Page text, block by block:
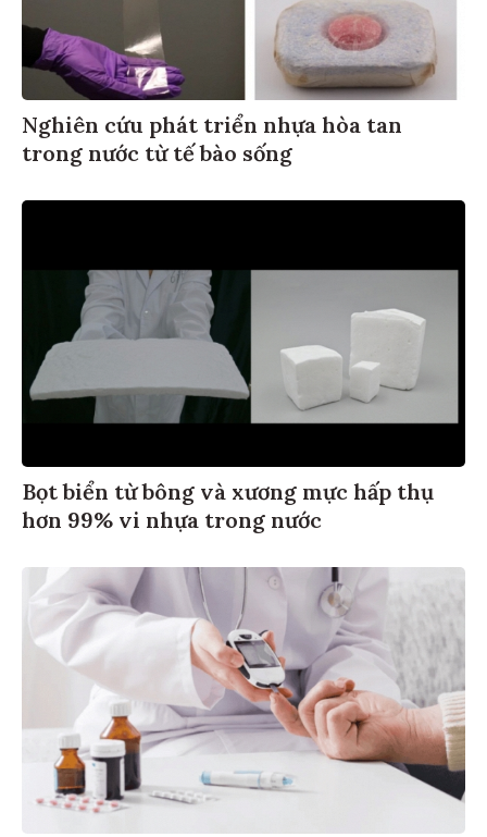
Nghiên cứu phát triển nhựa hòa tan
trong nước từ tế bào sống
Bọt biển từ bông và xương mực hấp thụ
hơn 99% vi nhựa trong nước